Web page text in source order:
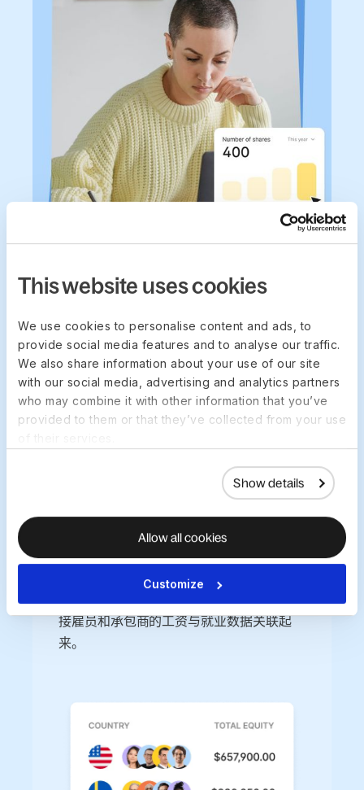
This website uses cookies
We use cookies to personalise content and ads, to
provide social media features and to analyse our traffic.
We also share information about your use of our site
with our social media, advertising and analytics partners
who may combine it with other information that you’ve
provided to them or that they’ve collected from your use
Show details
Allow all cookies
Customize
保持股权与工资单
同步
在您运行人力与薪资的同一平台查看股权。通过与您
的股权管理平台同步，授予信息保持更新，为财务和
人力资源提供单一数据来源。
将股权关联到所有类型的员
接雇员和承包商的工资与就业数据关联起
来。